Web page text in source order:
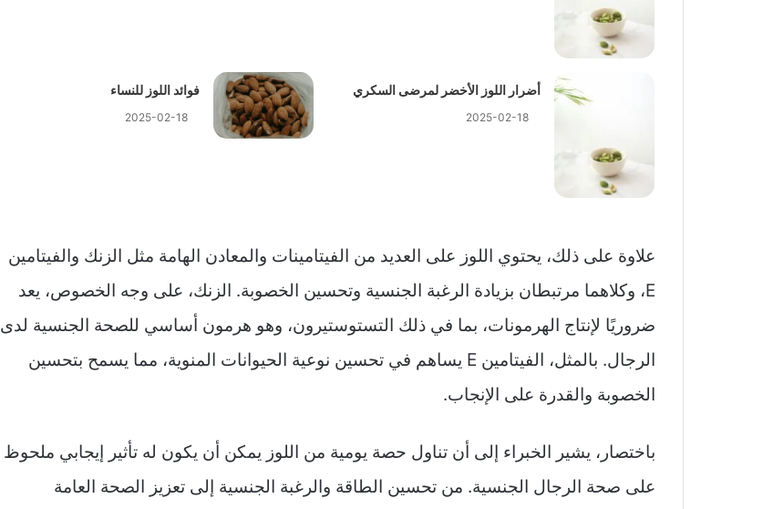
أضرار اللوز الأخضر لمرضى السكري
2025-02-18
فوائد اللوز للنساء
2025-02-18
علاوة على ذلك، يحتوي اللوز على العديد من الفيتامينات والمعادن الهامة مثل الزنك والفيتامين
E، وكلاهما مرتبطان بزيادة الرغبة الجنسية وتحسين الخصوبة. الزنك، على وجه الخصوص، يعد
ضروريًا لإنتاج الهرمونات، بما في ذلك التستوستيرون، وهو هرمون أساسي للصحة الجنسية لدى
الرجال. بالمثل، الفيتامين E يساهم في تحسين نوعية الحيوانات المنوية، مما يسمح بتحسين
الخصوبة والقدرة على الإنجاب.
باختصار، يشير الخبراء إلى أن تناول حصة يومية من اللوز يمكن أن يكون له تأثير إيجابي ملحوظ
على صحة الرجال الجنسية. من تحسين الطاقة والرغبة الجنسية إلى تعزيز الصحة العامة